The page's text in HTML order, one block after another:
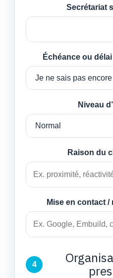
Secrétariat
Échéance ou
Niveau
Raison du
Mise en contact
4